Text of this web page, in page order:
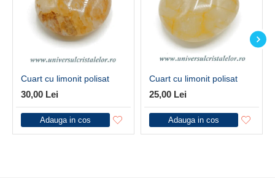
Cuart cu limonit polisat
30,00 Lei
Adauga in cos
Cuart cu limonit polisat
25,00 Lei
Adauga in cos